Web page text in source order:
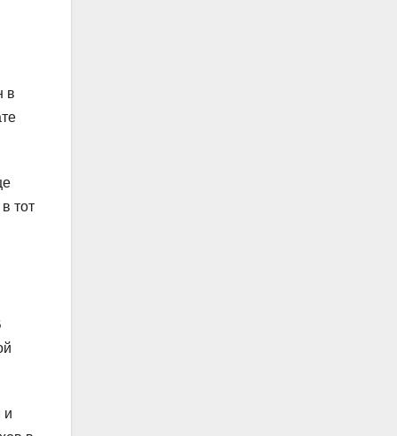
в
тот
и